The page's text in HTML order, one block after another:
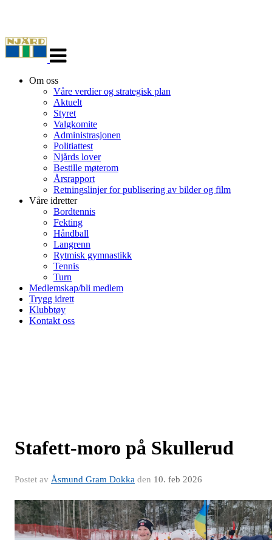
navigasjon
Om oss
Våre verdier og strategisk plan
Aktuelt
Styret
Valgkomite
Administrasjonen
Politiattest
Njårds lover
Bestille møterom
Årsrapport
Retningslinjer for publisering av bilder og film
Våre idretter
Bordtennis
Fekting
Håndball
Langrenn
Rytmisk gymnastikk
Tennis
Turn
Medlemskap/bli medlem
Trygg idrett
Klubbtøy
Kontakt oss
Stafett-moro på Skullerud
Postet av Åsmund Gram Dokka den 10. feb 2026